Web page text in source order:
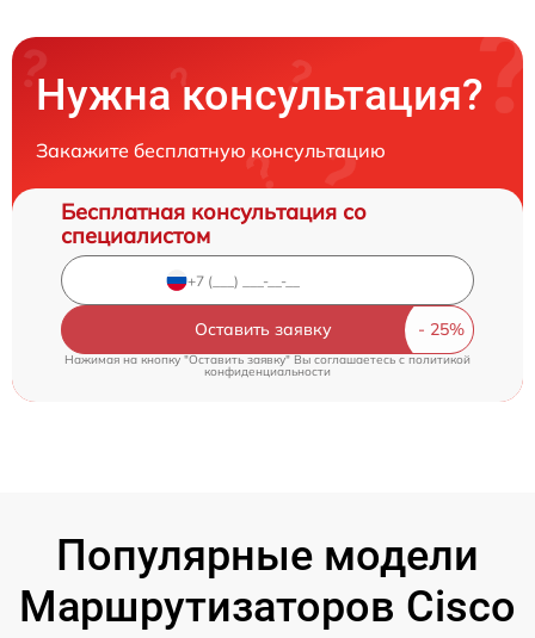
Нужна консультация?
Закажите бесплатную консультацию
Бесплатная консультация со
специалистом
Оставить заявку
Нажимая на кнопку "Оставить заявку" Вы соглашаетесь cполитикой
конфиденциальности
Популярные модели
Маршрутизаторов Cisco